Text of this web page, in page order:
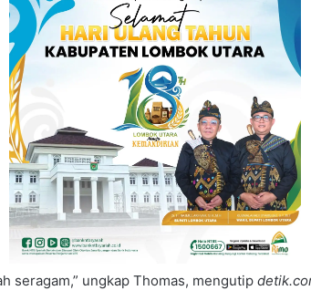
seragam,” ungkap Thomas, mengutip